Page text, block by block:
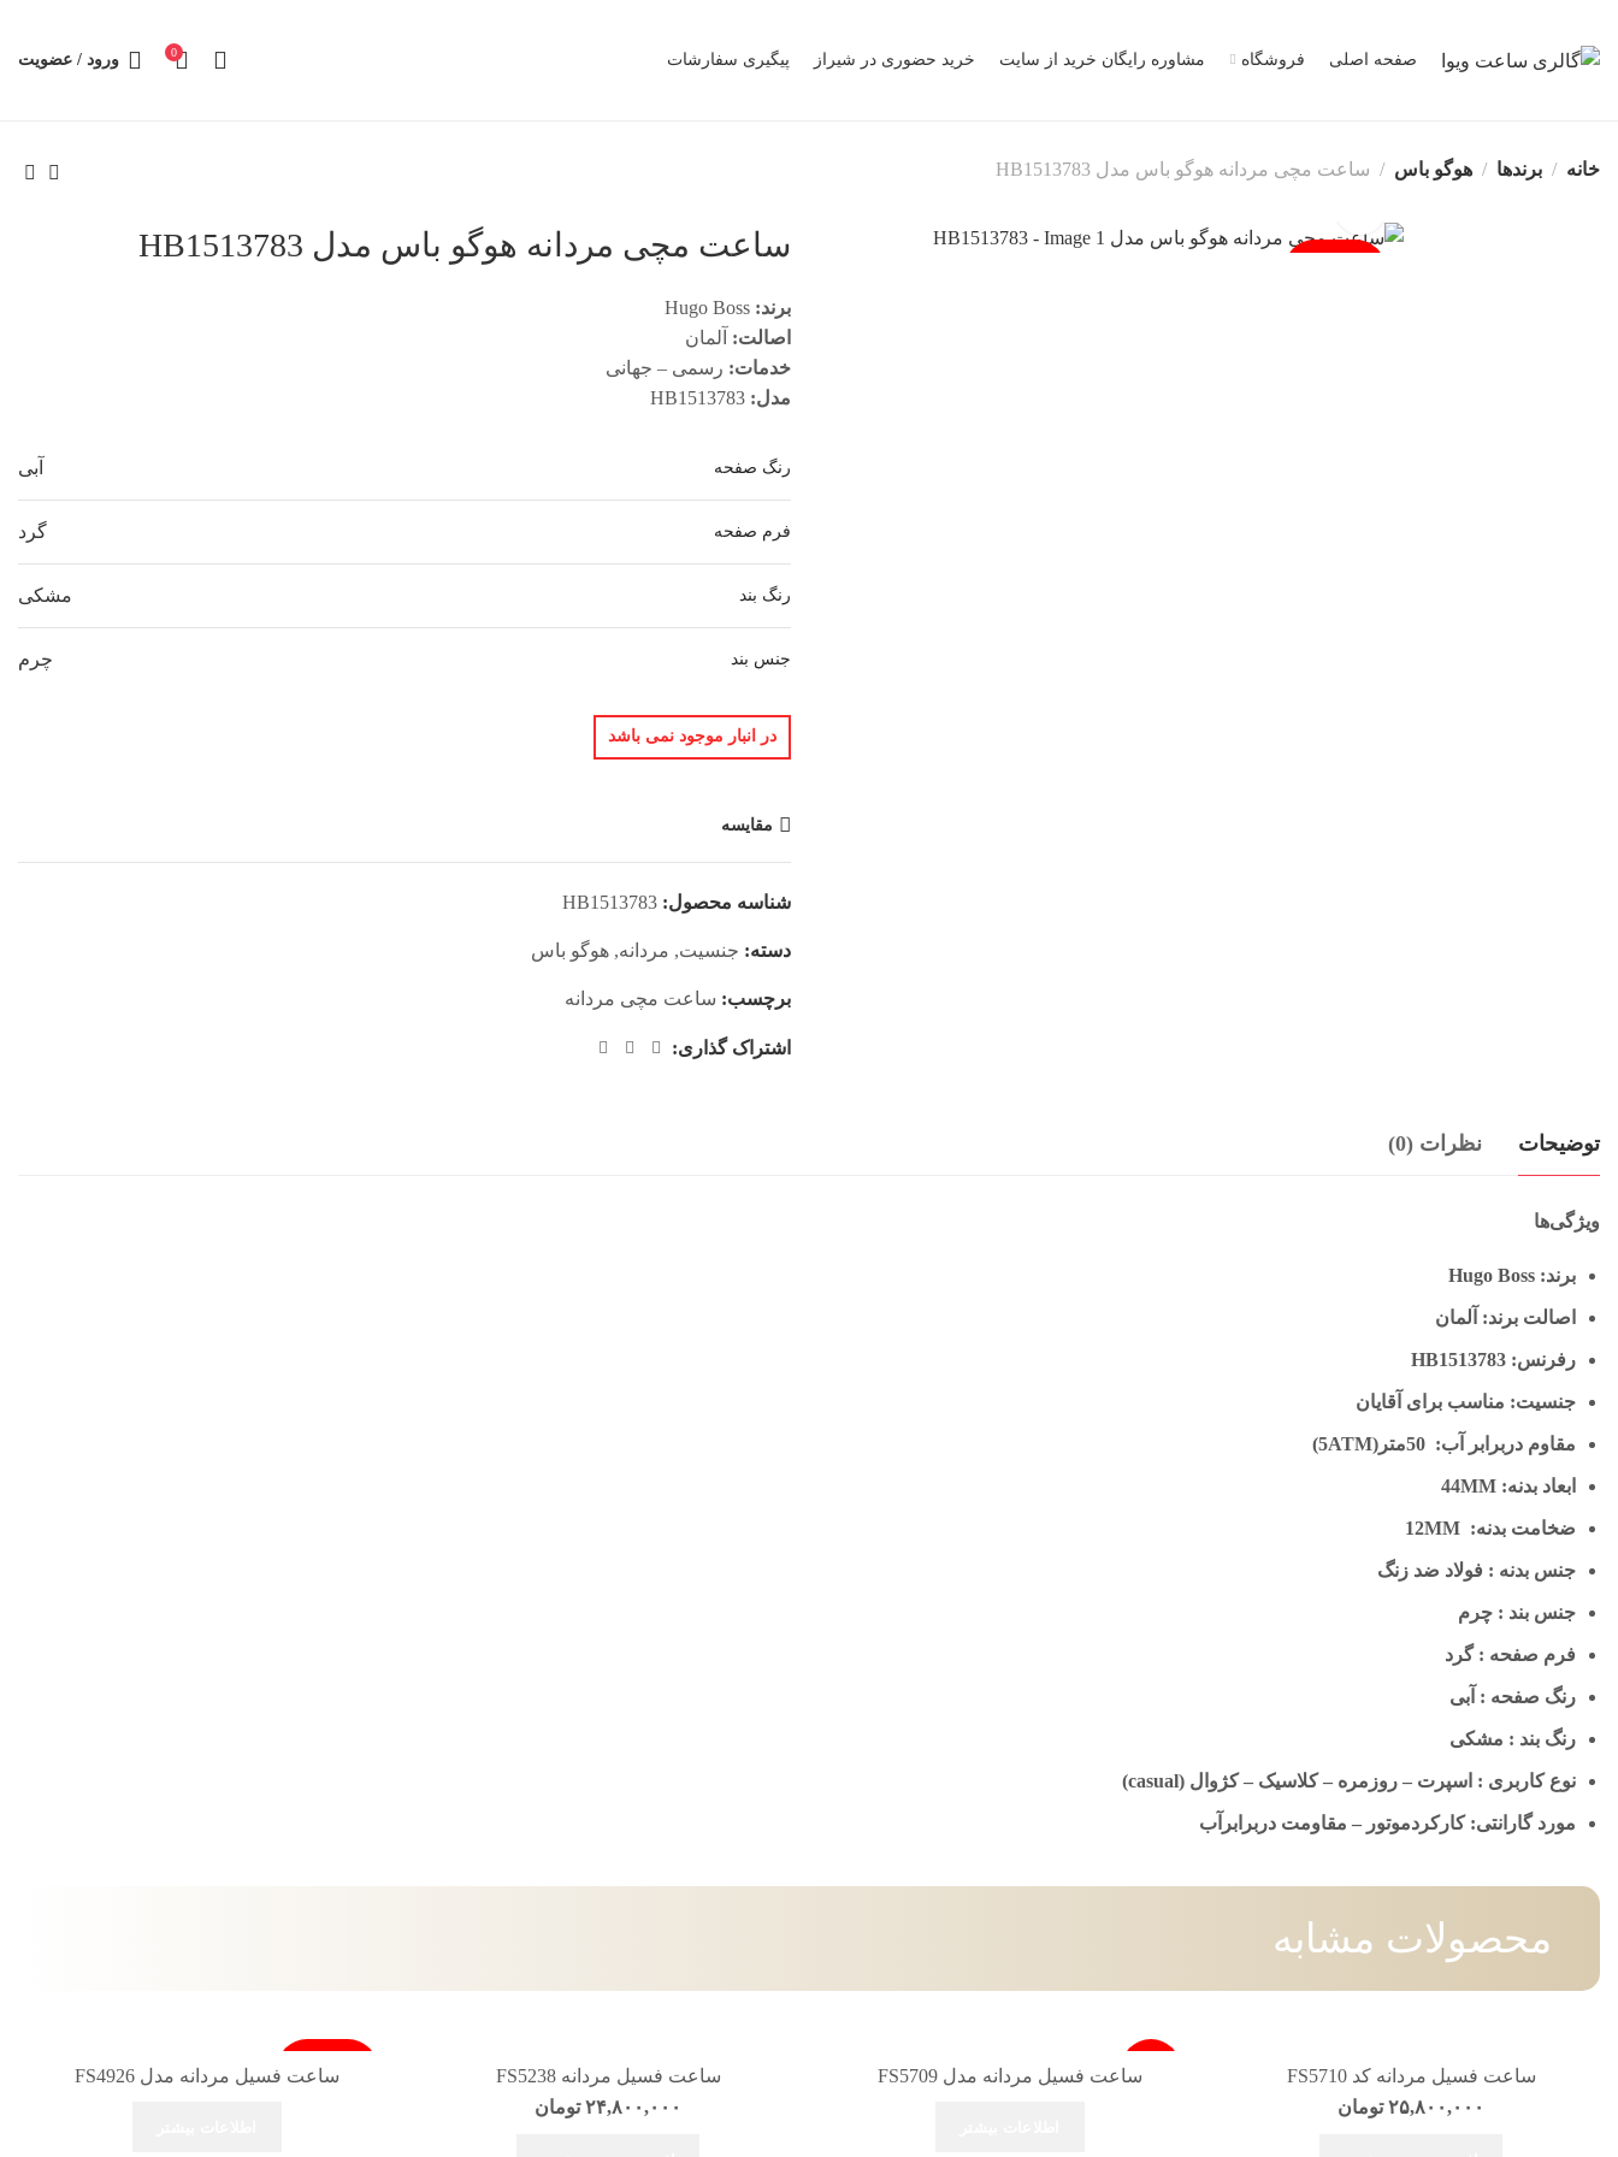
صفحه اصلی فروشگاه مشاوره رایگان خرید از سایت خرید حضوری در شیراز پیگیری سفارشات 0 ورود / عضویت
خانه برندها هوگو باس ساعت مچی مردانه هوگو باس مدل HB1513783
ساعت مچی مردانه هوگو باس مدل HB1513783
برند: Hugo Boss
اصالت: آلمان
خدمات: رسمی – جهانی
مدل: HB1513783
رنگ صفحه آبی
فرم صفحه گرد
رنگ بند مشکی
جنس بند چرم
در انبار موجود نمی باشد
مقایسه
شناسه محصول: HB1513783
دسته: جنسیت, مردانه, هوگو باس
برچسب: ساعت مچی مردانه
اشتراک گذاری:
توضیحات نظرات (0)
ویژگی‌ها
برند: Hugo Boss
اصالت برند: آلمان
رفرنس: HB1513783
جنسیت: مناسب برای آقایان
مقاوم دربرابر آب: 50متر(5ATM)
ابعاد بدنه: 44MM
ضخامت بدنه: 12MM
جنس بدنه : فولاد ضد زنگ
جنس بند : چرم
فرم صفحه : گرد
رنگ صفحه : آبی
رنگ بند : مشکی
نوع کاربری : اسپرت – روزمره – کلاسیک – کژوال (casual)
مورد گارانتی: کارکردموتور – مقاومت دربرابرآب
محصولات مشابه
ساعت فسیل مردانه کد FS5710
۲۵,۸۰۰,۰۰۰ تومان
ساعت فسیل مردانه مدل FS5709
ساعت فسیل مردانه FS5238
۲۴,۸۰۰,۰۰۰ تومان
فروخته شد
ساعت فسیل مردانه مدل FS4926